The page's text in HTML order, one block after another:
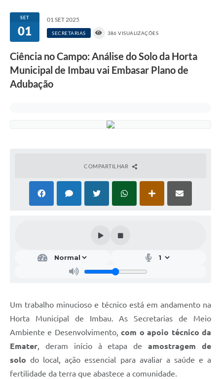
SET
01
01 SET 2025
SECRETARIAS 386 VISUALIZAÇÕES
Ciência no Campo: Análise do Solo da Horta
Municipal de Imbau vai Embasar Plano de
Adubação
COMPARTILHAR
Um trabalho minucioso e técnico está em andamento na
Horta Municipal de Imbau. As Secretarias de Meio
Ambiente e Desenvolvimento,com o apoio técnico da
Emater, deram início à etapa deamostragem de
solo do local, ação essencial para avaliar a saúde e a
fertilidade da terra que abastece a comunidade.